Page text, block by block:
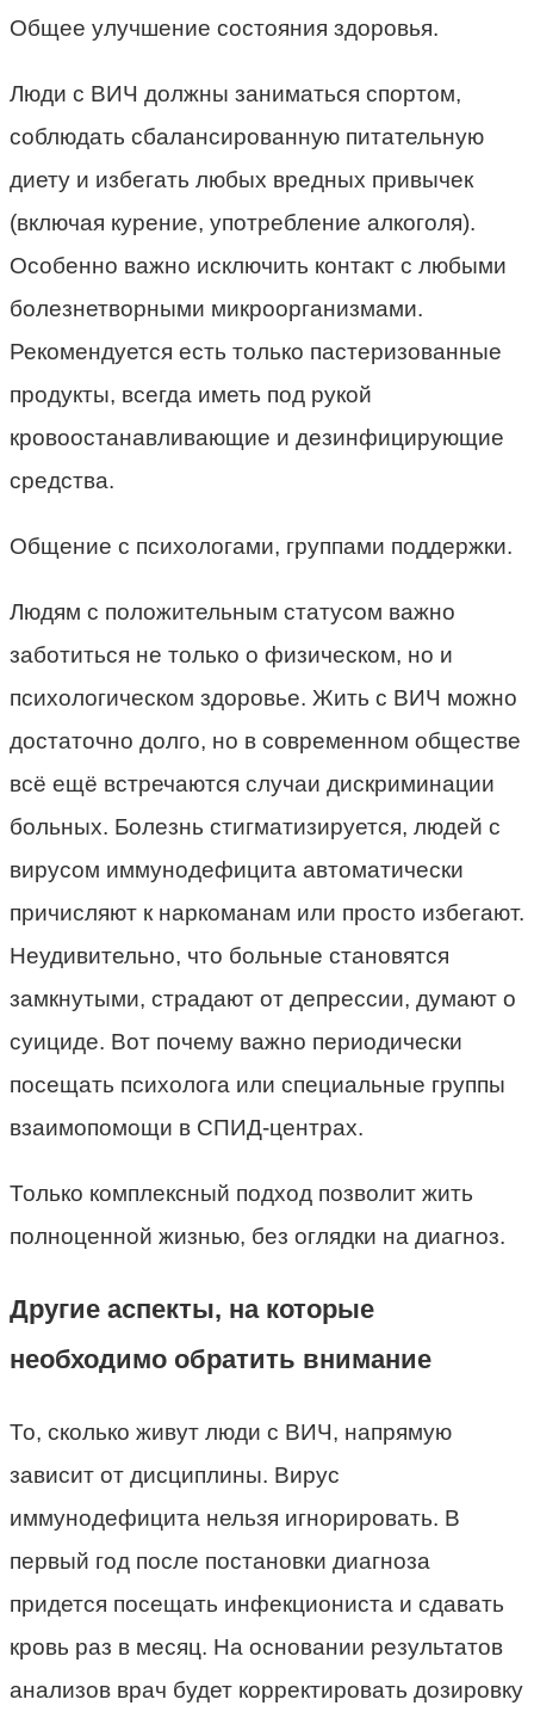
Общее улучшение состояния здоровья.
Люди с ВИЧ должны заниматься спортом,
соблюдать сбалансированную питательную
диету и избегать любых вредных привычек
(включая курение, употребление алкоголя).
Особенно важно исключить контакт с любыми
болезнетворными микроорганизмами.
Рекомендуется есть только пастеризованные
продукты, всегда иметь под рукой
кровоостанавливающие и дезинфицирующие
средства.
Общение с психологами, группами поддержки.
Людям с положительным статусом важно
заботиться не только о физическом, но и
психологическом здоровье. Жить с ВИЧ можно
достаточно долго, но в современном обществе
всё ещё встречаются случаи дискриминации
больных. Болезнь стигматизируется, людей с
вирусом иммунодефицита автоматически
причисляют к наркоманам или просто избегают.
Неудивительно, что больные становятся
замкнутыми, страдают от депрессии, думают о
суициде. Вот почему важно периодически
посещать психолога или специальные группы
взаимопомощи в СПИД-центрах.
Только комплексный подход позволит жить
полноценной жизнью, без оглядки на диагноз.
Другие аспекты, на которые
необходимо обратить внимание
То, сколько живут люди с ВИЧ, напрямую
зависит от дисциплины. Вирус
иммунодефицита нельзя игнорировать. В
первый год после постановки диагноза
придется посещать инфекциониста и сдавать
кровь раз в месяц. На основании результатов
анализов врач будет корректировать дозировку